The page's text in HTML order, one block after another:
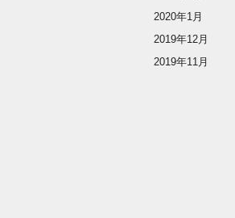
2020年1月
2019年12月
2019年11月